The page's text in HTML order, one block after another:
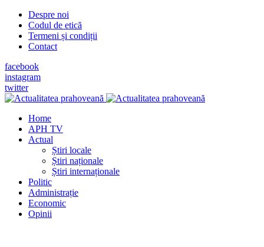
Despre noi
Codul de etică
Termeni și condiții
Contact
facebook
instagram
twitter
Home
APH TV
Actual
Știri locale
Știri naționale
Știri internaționale
Politic
Administrație
Economic
Opinii